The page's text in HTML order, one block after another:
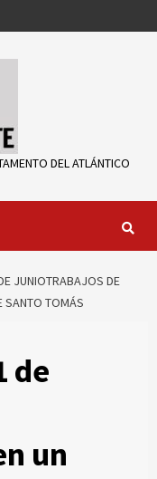
DEL ATLÁNTICO
JUNIOTRABAJOS DE
SANTO TOMÁS
de
un